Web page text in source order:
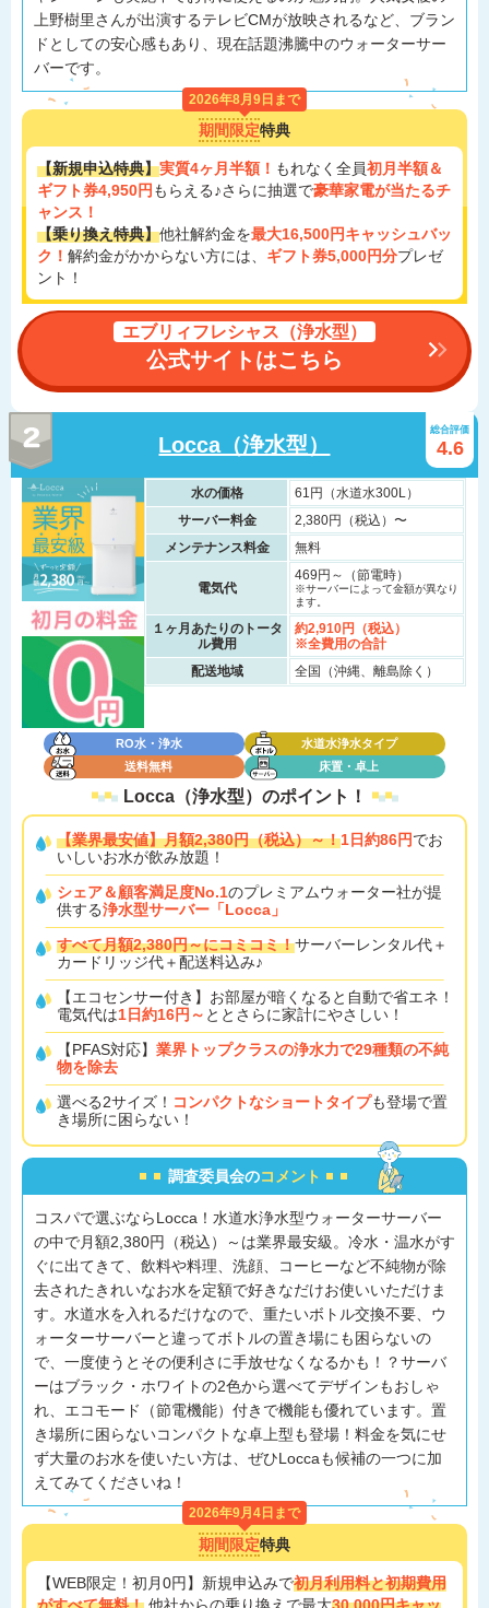
上野樹里さんが出演するテレビCMが放映されるなど、ブラン
ドとしての安心感もあり、現在話題沸騰中のウォーターサー
バーです。
2026年8月9日まで
期間限定特典
【新規申込特典】実質4ヶ月半額！ もれなく全員初月半額＆
ギフト券4,950円 もらえる♪さらに抽選で豪華家電が当たるチ
ャンス！
【乗り換え特典】他社解約金を最大16,500円キャッシュバッ
ク！ 解約金がかからない方には、 ギフト券5,000円分プレゼ
ント！
エブリィフレシャス（浄水型）
公式サイトはこちら
Locca（浄水型）
総合評価
4.6
RO水・浄水
水道水浄水タイプ
送料無料
床置・卓上
水の価格
61円（水道水300L）
サーバー料金
2,380円（税込）〜
メンテナンス料金
無料
電気代
469円～（節電時）
※サーバーによって金額が異なり
ます。
１ヶ月あたりのトータ
ル費用
約2,910円（税込）
※全費用の合計
配送地域
全国（沖縄、離島除く）
Locca（浄水型）のポイント！
【業界最安値】月額2,380円（税込）～！1日約86円 でお
いしいお水が飲み放題！
シェア＆顧客満足度No.1のプレミアムウォーター社が提
供する浄水型サーバー「Locca」
すべて月額2,380円～にコミコミ！サーバーレンタル代＋
カードリッジ代＋配送料込み♪
【エコセンサー付き】お部屋が暗くなると自動で省エネ！
電気代は1日約16円～ ととさらに家計にやさしい！
【PFAS対応】 業界トップクラスの浄水力で29種類の不純
物を除去
選べる2サイズ！ コンパクトなショートタイプも登場で置
き場所に困らない！
調査委員会のコメント
コスパで選ぶならLocca！水道水浄水型ウォーターサーバー
の中で月額2,380円（税込）～は業界最安級。冷水・温水がす
ぐに出てきて、飲料や料理、洗顔、コーヒーなど不純物が除
去されたきれいなお水を定額で好きなだけお使いいただけま
す。水道水を入れるだけなので、重たいボトル交換不要、ウ
ォーターサーバーと違ってボトルの置き場にも困らないの
で、一度使うとその便利さに手放せなくなるかも！？サーバ
ーはブラック・ホワイトの2色から選べてデザインもおしゃ
れ、エコモード（節電機能）付きで機能も優れています。置
き場所に困らないコンパクトな卓上型も登場！料金を気にせ
ず大量のお水を使いたい方は、ぜひLoccaも候補の一つに加
えてみてくださいね！
2026年9月4日まで
期間限定特典
【WEB限定！初月0円】新規申込みで初月利用料と初期費用